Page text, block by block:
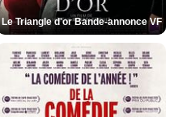
Le Triangle d'or Bande-annonce VF